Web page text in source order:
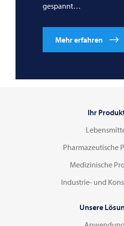
gespannt…
Mehr erfahren
Ihr
Pharmazeutische
Medizinische
Industrie- und
Unsere